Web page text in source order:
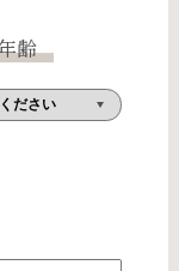
齢